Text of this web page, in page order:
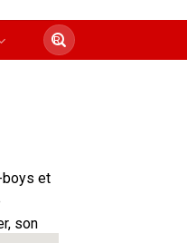
boys et
son